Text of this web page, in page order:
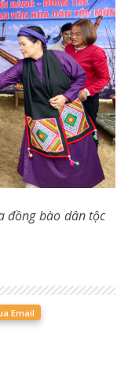
đồng bào dân tộc
Email